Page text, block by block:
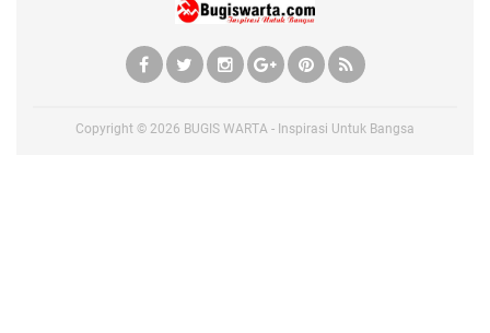
Copyright © 2026 BUGIS WARTA - Inspirasi Untuk Bangsa